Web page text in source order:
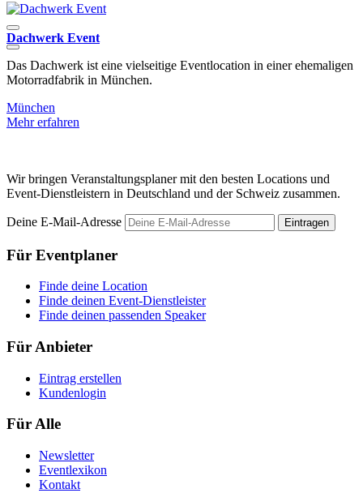
Dachwerk Event
Das Dachwerk ist eine vielseitige Eventlocation in einer ehemaligen
Motorradfabrik in München.
München
Mehr erfahren
Wir bringen Veranstaltungsplaner mit den besten Locations und
Event-Dienstleistern in Deutschland und der Schweiz zusammen.
Deine E-Mail-Adresse Eintragen
Für Eventplaner
Finde deine Location
Finde deinen Event-Dienstleister
Finde deinen passenden Speaker
Für Anbieter
Eintrag erstellen
Kundenlogin
Für Alle
Newsletter
Eventlexikon
Kontakt